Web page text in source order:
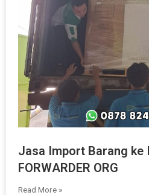
Jasa Import Barang ke
FORWARDER ORG
Read More »